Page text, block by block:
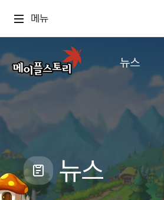
메뉴
뉴스
공지사항
업데이트
캐시샵 공지
메이플 알림판
with maple
뉴스